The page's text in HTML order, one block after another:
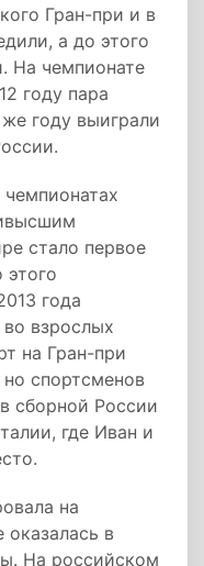
Гран-при и в
а до этого
На чемпионате
году пара
году выиграли
стало первое
этого
года
взрослых
на Гран-при
спортсменов
сборной России
где Иван и
на
оказалась в
На российском